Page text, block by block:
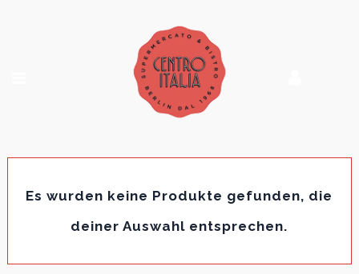
Es wurden keine Produkte gefunden, die
deiner Auswahl entsprechen.